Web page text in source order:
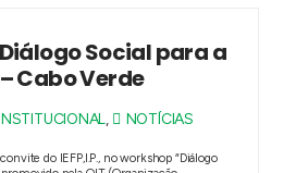
Social para a
Cabo Verde
, NOTÍCIAS
do IEFP,I.P., no workshop “Diálogo